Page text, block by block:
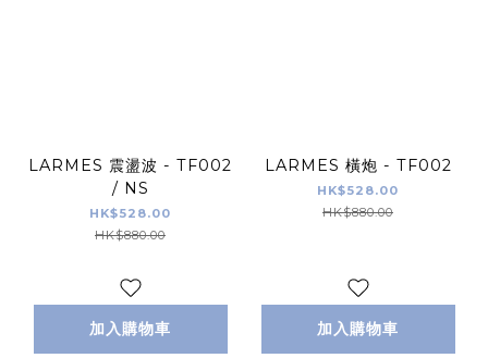
LARMES 震盪波 - TF002
/ NS
HK$528.00
HK$880.00
加入購物車
LARMES 橫炮 - TF002
HK$528.00
HK$880.00
加入購物車